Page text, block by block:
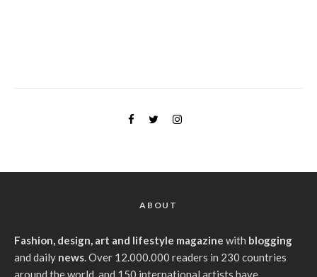
ABOUT
Fashion, design, art and lifestyle magazine with blogging
and daily news. Over 12.000.000 readers in 230 countries
around the world, and 150 international artists have